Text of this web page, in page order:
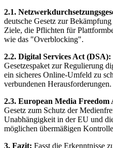
2.1.
deutsche Gesetz zur
Ziele, die Pflichten für
wie das "Overblocking".
2.2. Digital Services Act (DSA):
Gesetzespaket zur Regulierung
ein sicheres Online-Umfeld zu
verbundenen Herausforderungen.
2.3. European Media
Gesetz zum Schutz der
Unabhängigkeit in der EU und
möglichen übermäßigen
3. Fazit: Fasst die Erkenntnisse